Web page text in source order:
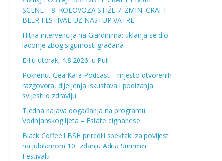
SCENE – 8. KOLOVOZA STIŽE 7. ŽMINJ CRAFT
BEER FESTIVAL UZ NASTUP VATRE
Hitna intervencija na Giardinima: uklanja se dio
ladonje zbog sigurnosti građana
E4 u utorak, 4.8.2026. u Puli
Pokrenut Gea Kafe Podcast – mjesto otvorenih
razgovora, dijeljenja iskustava i podizanja
svijesti o zdravlju
Tjedna najava događanja na programu
Vodnjanskog ljeta – Estate dignanese
Black Coffee i BSH priredili spektakl za povijest
na jubilarnom 10. izdanju Adria Summer
Festivalu